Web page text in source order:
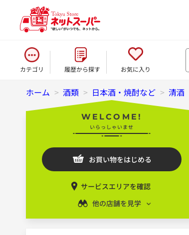
カテゴリ 履歴から探す お気に入り
ホーム > 酒類 > 日本酒・焼酎など > 清酒
WELCOME!
いらっしゃいませ
お買い物をはじめる
サービスエリアを確認
他の店舗を見学